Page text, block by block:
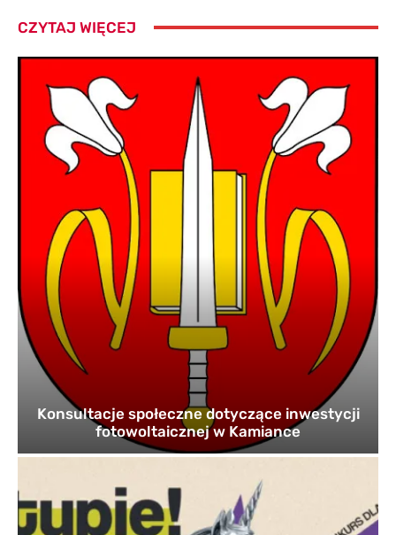
CZYTAJ WIĘCEJ
Konsultacje społeczne dotyczące inwestycji
fotowoltaicznej w Kamiance